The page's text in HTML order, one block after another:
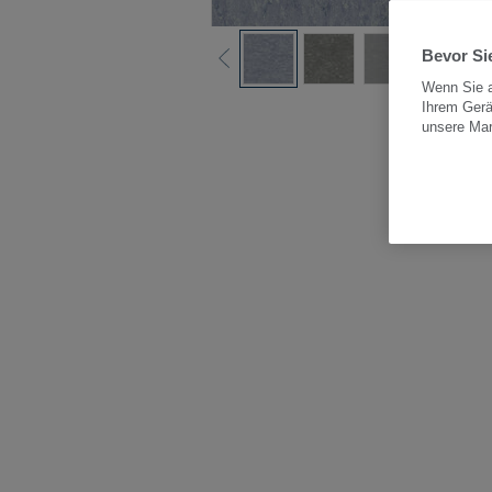
Alle
Bevor
Wenn Sie
Ihrem
unsere